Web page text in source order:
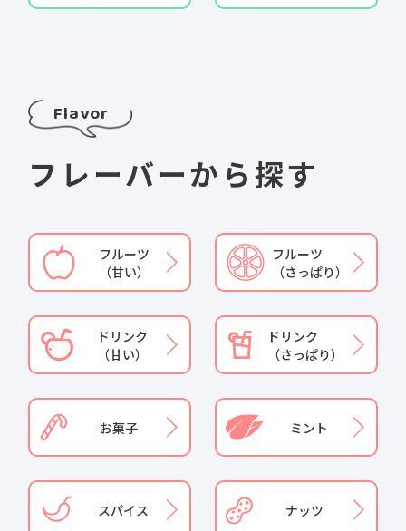
Flavor
フレーバーから探す
フルーツ
（甘い）
フルーツ
（さっぱり）
ドリンク
（甘い）
ドリンク
（さっぱり）
お菓子 ミント
スパイス ナッツ